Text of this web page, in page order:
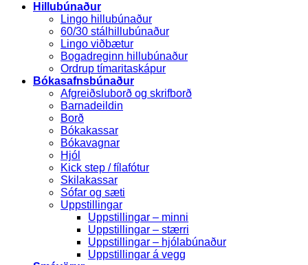
Hillubúnaður
Lingo hillubúnaður
60/30 stálhillubúnaður
Lingo viðbætur
Bogadreginn hillubúnaður
Ordrup tímaritaskápur
Bókasafnsbúnaður
Afgreiðsluborð og skrifborð
Barnadeildin
Borð
Bókakassar
Bókavagnar
Hjól
Kick step / fílafótur
Skilakassar
Sófar og sæti
Uppstillingar
Uppstillingar – minni
Uppstillingar – stærri
Uppstillingar – hjólabúnaður
Uppstillingar á vegg